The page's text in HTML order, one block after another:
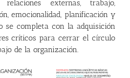
relaciones externas, trabajo,
emocionalidad, planificación y
se completa con la adquisición
críticos para cerrar el círculo
de la organización.